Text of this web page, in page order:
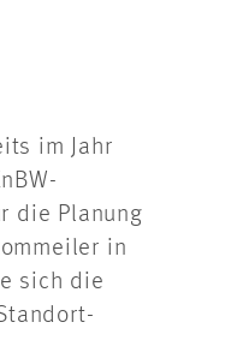
im Jahr
die Planung
in
sich die